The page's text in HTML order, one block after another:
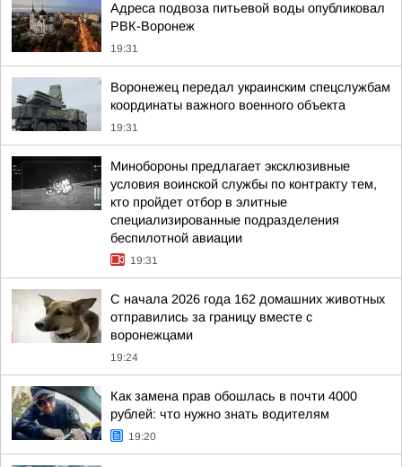
Адреса подвоза питьевой воды опубликовал
РВК-Воронеж
19:31
Воронежец передал украинским спецслужбам
координаты важного военного объекта
19:31
Минобороны предлагает эксклюзивные
условия воинской службы по контракту тем,
кто пройдет отбор в элитные
специализированные подразделения
беспилотной авиации
19:31
С начала 2026 года 162 домашних животных
отправились за границу вместе с
воронежцами
19:24
Как замена прав обошлась в почти 4000
рублей: что нужно знать водителям
19:20